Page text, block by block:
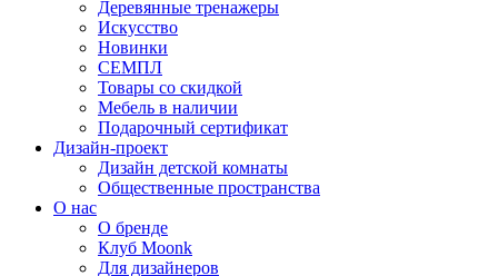
Деревянные тренажеры
Искусство
Новинки
СЕМПЛ
Товары со скидкой
Мебель в наличии
Подарочный сертификат
Дизайн-проект
Дизайн детской комнаты
Общественные пространства
О нас
О бренде
Клуб Moonk
Для дизайнеров